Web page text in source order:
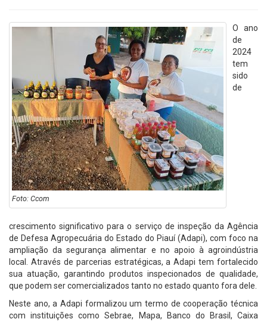
Foto: Ccom
O ano
de
2024
tem
sido
de
crescimento significativo para o serviço de inspeção da Agência
de Defesa Agropecuária do Estado do Piauí (Adapi), com foco na
ampliação da segurança alimentar e no apoio à agroindústria
local. Através de parcerias estratégicas, a Adapi tem fortalecido
sua atuação, garantindo produtos inspecionados de qualidade,
que podem ser comercializados tanto no estado quanto fora dele.
Neste ano, a Adapi formalizou um termo de cooperação técnica
com instituições como Sebrae, Mapa, Banco do Brasil, Caixa